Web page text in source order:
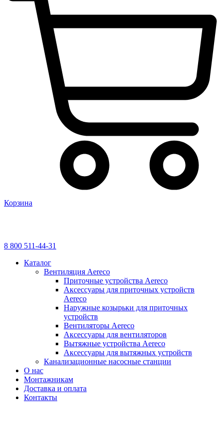
Корзина
8 800 511-44-31
Каталог
Вентиляция Aereco
Приточные устройства Aereco
Аксессуары для приточных устройств
Aereco
Наружные козырьки для приточных
устройств
Вентиляторы Aereco
Аксессуары для вентиляторов
Вытяжные устройства Aereco
Аксессуары для вытяжных устройств
Канализационные насосные станции
О нас
Монтажникам
Доставка и оплата
Контакты